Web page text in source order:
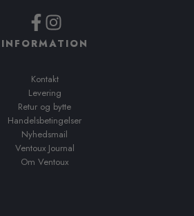
INFORMATION
Kontakt
Levering
Retur og bytte
Handelsbetingelser
Nyhedsmail
Ventoux Journal
Om Ventoux